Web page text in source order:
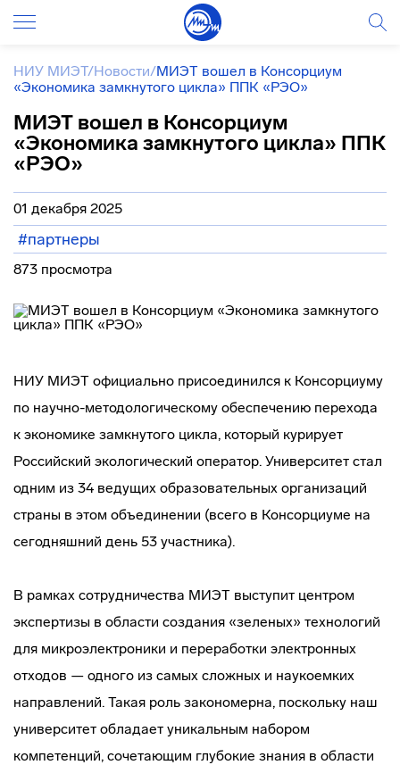
НИУ МИЭТ/Новости/МИЭТ вошел в Консорциум
«Экономика замкнутого цикла» ППК «РЭО»
МИЭТ вошел в Консорциум
«Экономика замкнутого цикла» ППК
«РЭО»
01 декабря 2025
#партнеры
873 просмотра
НИУ МИЭТ официально присоединился к Консорциуму
по научно-методологическому обеспечению перехода
к экономике замкнутого цикла, который курирует
Российский экологический оператор. Университет стал
одним из 34 ведущих образовательных организаций
страны в этом объединении (всего в Консорциуме на
сегодняшний день 53 участника).
В рамках сотрудничества МИЭТ выступит центром
экспертизы в области создания «зеленых» технологий
для микроэлектроники и переработки электронных
отходов — одного из самых сложных и наукоемких
направлений. Такая роль закономерна, поскольку наш
университет обладает уникальным набором
компетенций, сочетающим глубокие знания в области